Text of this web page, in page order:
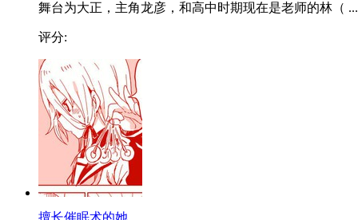
舞台为大正，主角龙彦，和高中时期现在是老师的林（ ...
评分:
擅长催眠术的她